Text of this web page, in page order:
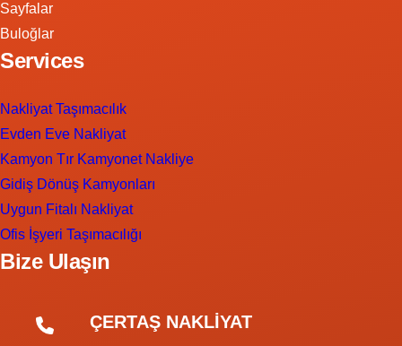
Sayfalar
Buloğlar
Services
Nakliyat Taşımacılık
Evden Eve Nakliyat
Kamyon Tır Kamyonet Nakliye
Gidiş Dönüş Kamyonları
Uygun Fitalı Nakliyat
Ofis İşyeri Taşımacılığı
Bize Ulaşın
ÇERTAŞ NAKLİYAT